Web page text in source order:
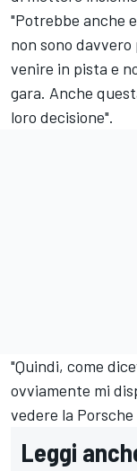
"Potrebbe anche
non sono
venire in pista e
gara. Anche
loro decisione".
"Quindi, come
ovviamente mi
vedere la
Leggi